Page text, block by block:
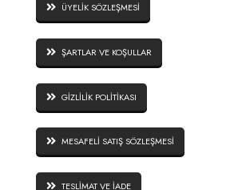
ÜYELİK SÖZLEŞMESİ
ŞARTLAR VE KOŞULLAR
GİZLİLİK POLİTİKASI
MESAFELİ SATIŞ SÖZLEŞMESİ
TESLİMAT VE İADE